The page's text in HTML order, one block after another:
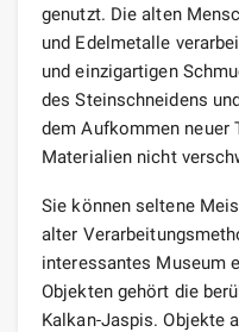
genutzt. Die alten
und Edelmetalle
und einzigartigen
des Steinschneidens
dem Aufkommen neuer
Materialien nicht
Sie können seltene
alter
interessantes Museum
Objekten gehört die
Kalkan-Jaspis. Objekte